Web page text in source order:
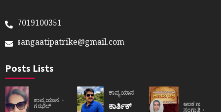
7019100351
sangaatipatrike@gmail.com
Posts Lists
ಕಾವ್ಯಯಾನ
ಗಝಲ್
ಕಾವ್ಯಯಾನ
ಕಾರ್ತಿಕ್
ಅಂಕಣ